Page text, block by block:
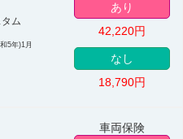
ム
5年)1月
あり
42,220円
なし
18,790円
車両保険